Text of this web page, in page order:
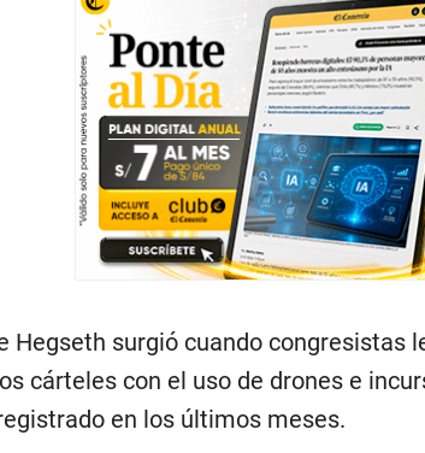
Hegseth surgió cuando congresistas
cárteles con el uso de drones e
en los últimos meses.